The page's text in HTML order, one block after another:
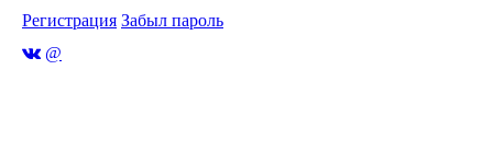
Регистрация Забыл пароль
@